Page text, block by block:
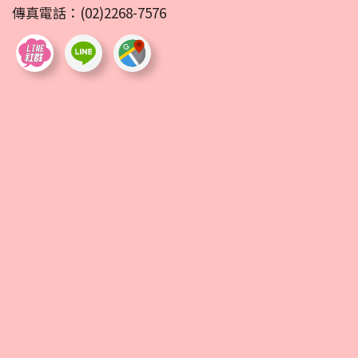
傳真電話：(02)2268-7576